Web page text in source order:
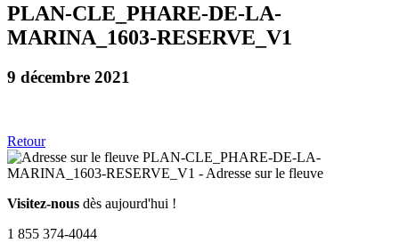
PLAN-CLE_PHARE-DE-LA-
MARINA_1603-RESERVE_V1
9 décembre 2021
Retour
Visitez-nous dès aujourd'hui !
1 855 374-4044